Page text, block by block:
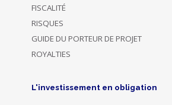
FISCALITÉ
RISQUES
GUIDE DU PORTEUR DE PROJET
ROYALTIES
L'investissement en obligation